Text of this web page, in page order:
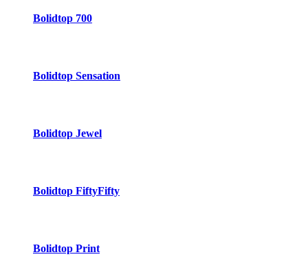
Bolidtop 700
Bolidtop Sensation
Bolidtop Jewel
Bolidtop FiftyFifty
Bolidtop Print